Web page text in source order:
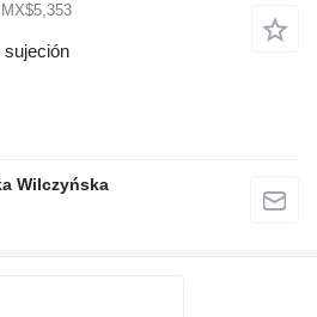
sujeción
Wilczyńska